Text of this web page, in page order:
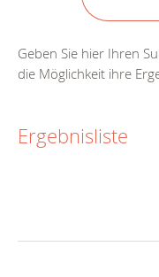
Geben Sie hier Ihren
die Möglichkeit ihre
Ergebnisliste